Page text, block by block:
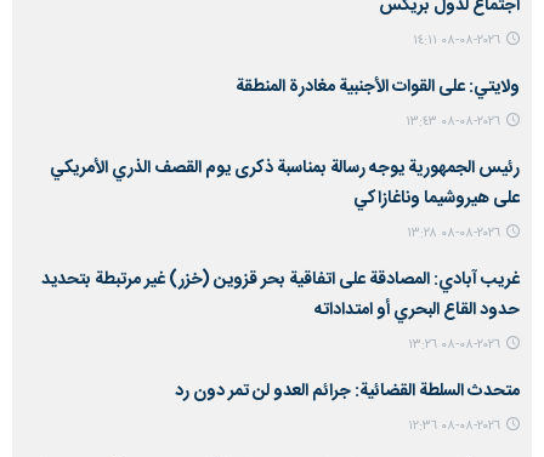
اجتماع لدول بريكس
٢٠٢٦-٠٨-٠٨ ١٤:١١
ولايتي: على القوات الأجنبية مغادرة المنطقة
٢٠٢٦-٠٨-٠٨ ١٣:٤٣
رئیس الجمهوریة يوجه رسالة بمناسبة ذكرى يوم القصف الذري الأمريكي
على هيروشيما وناغازاكي
٢٠٢٦-٠٨-٠٨ ١٣:٢٨
غريب آبادي: المصادقة على اتفاقية بحر قزوين (خزر) غير مرتبطة بتحديد
حدود القاع البحري أو امتداداته
٢٠٢٦-٠٨-٠٨ ١٣:٢٦
متحدث السلطة القضائية: جرائم العدو لن تمر دون رد
٢٠٢٦-٠٨-٠٨ ١٢:٣٦